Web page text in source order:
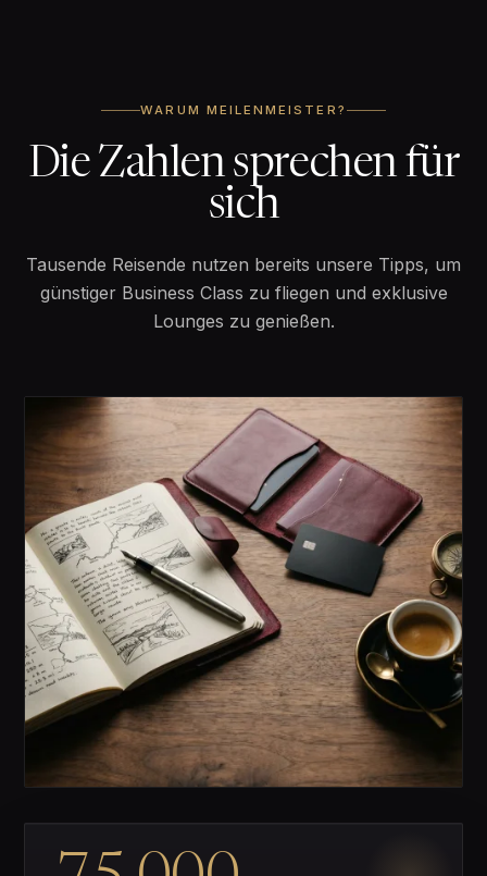
WARUM MEILENMEISTER?
Die Zahlen sprechen für
sich
Tausende Reisende nutzen bereits unsere Tipps, um
günstiger Business Class zu fliegen und exklusive
Lounges zu genießen.